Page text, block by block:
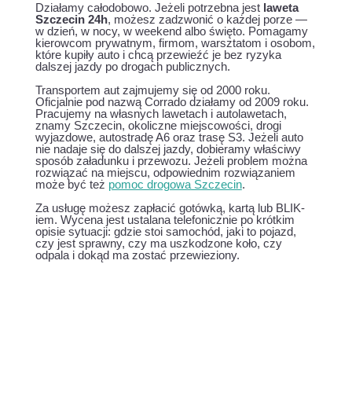
Działamy całodobowo. Jeżeli potrzebna jest laweta
Szczecin 24h, możesz zadzwonić o każdej porze —
w dzień, w nocy, w weekend albo święto. Pomagamy
kierowcom prywatnym, firmom, warsztatom i osobom,
które kupiły auto i chcą przewieźć je bez ryzyka
dalszej jazdy po drogach publicznych.
Transportem aut zajmujemy się od 2000 roku.
Oficjalnie pod nazwą Corrado działamy od 2009 roku.
Pracujemy na własnych lawetach i autolawetach,
znamy Szczecin, okoliczne miejscowości, drogi
wyjazdowe, autostradę A6 oraz trasę S3. Jeżeli auto
nie nadaje się do dalszej jazdy, dobieramy właściwy
sposób załadunku i przewozu. Jeżeli problem można
rozwiązać na miejscu, odpowiednim rozwiązaniem
może być też pomoc drogowa Szczecin.
Za usługę możesz zapłacić gotówką, kartą lub BLIK-
iem. Wycena jest ustalana telefonicznie po krótkim
opisie sytuacji: gdzie stoi samochód, jaki to pojazd,
czy jest sprawny, czy ma uszkodzone koło, czy
odpala i dokąd ma zostać przewieziony.